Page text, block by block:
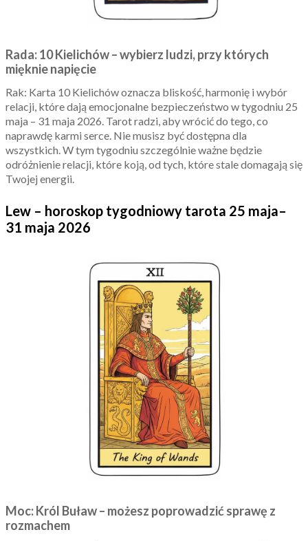
Rada: 10 Kielichów – wybierz ludzi, przy których
mięknie napięcie
Rak: Karta 10 Kielichów oznacza bliskość, harmonię i wybór
relacji, które dają emocjonalne bezpieczeństwo w tygodniu 25
maja – 31 maja 2026. Tarot radzi, aby wrócić do tego, co
naprawdę karmi serce. Nie musisz być dostępna dla
wszystkich. W tym tygodniu szczególnie ważne będzie
odróżnienie relacji, które koją, od tych, które stale domagają się
Twojej energii.
Lew – horoskop tygodniowy tarota 25 maja–
31 maja 2026
Moc: Król Buław – możesz poprowadzić sprawę z
rozmachem